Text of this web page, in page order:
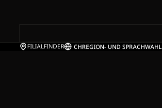
FILIALFINDER CHREGION- UND SPRACHWAHL